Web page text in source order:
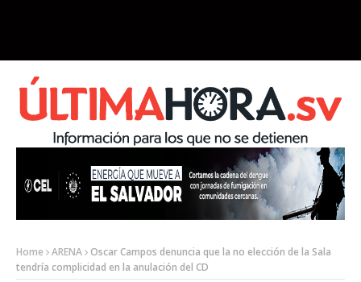
Home ARENA
Oscar Campos denuncia que la no elección de la Sala
tendría complicidad en la anulación del CD